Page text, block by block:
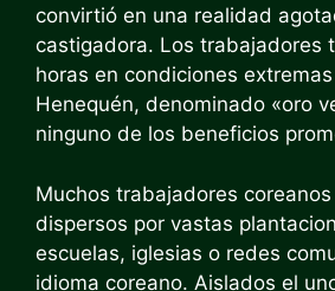
convirtió en una realidad
castigadora. Los trabajadores
horas en condiciones
Henequén, denominado «oro
ninguno de los beneficios
Muchos trabajadores
dispersos por vastas
escuelas, iglesias o redes
idioma coreano. Aislados el